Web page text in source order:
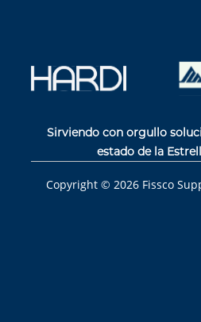
Sirviendo con orgullo
estado de la
Copyright © 2026 Fissco